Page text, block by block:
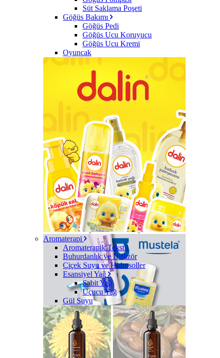
Süt Saklama Poşeti
Göğüs Bakımı
Göğüs Pedi
Göğüs Ucu Koruyucu
Göğüs Ucu Kremi
Oyuncak
Aromaterapi
Aromaterapik Tekstil
Buhurdanlık ve Difüzör
Çiçek Suyu ve Hidrosoller
Esansiyel Yağ
Sabit Yağ
Uçucu Yağ
Gül Suyu